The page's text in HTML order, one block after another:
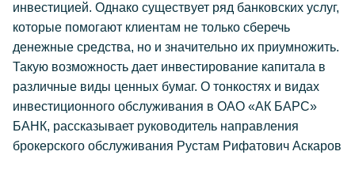
инвестицией. Однако существует ряд банковских услуг,
которые помогают клиентам не только сберечь
денежные средства, но и значительно их приумножить.
Такую возможность дает инвестирование капитала в
различные виды ценных бумаг. О тонкостях и видах
инвестиционного обслуживания в ОАО «АК БАРС»
БАНК, рассказывает руководитель направления
брокерского обслуживания Рустам Рифатович Аскаров